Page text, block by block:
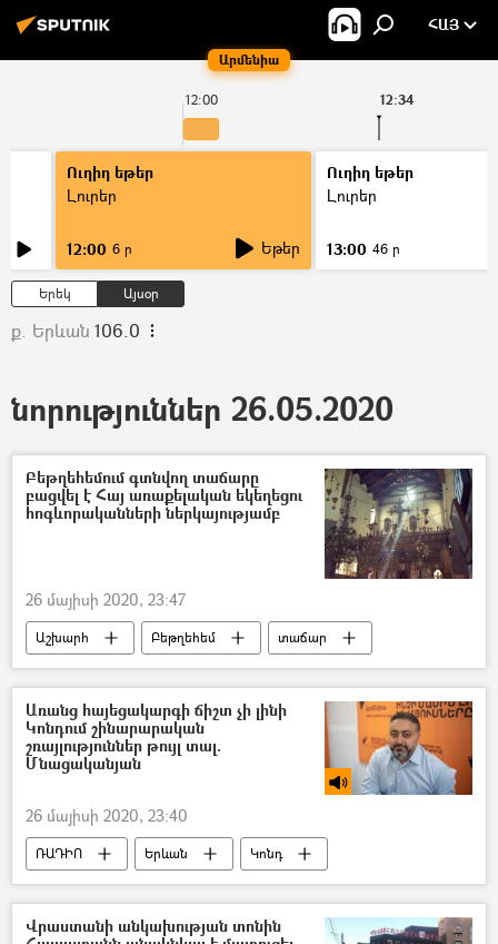
Արմենիա
ՀԱՅ
12:00 12:34
Ուղիղ եթեր
Լուրեր
12:00 6 ր Եթեր
Ուղիղ եթեր
Լուրեր
13:00 46 ր
Երեկ Այսօր
ք. Երևան 106.0
նորություններ 26.05.2020
Բեթղեհեմում գտնվող տաճարը
բացվել է Հայ առաքելական եկեղեցու
հոգևորականների ներկայությամբ
26 մայիսի 2020, 23:47
Աշխարհ Բեթղեհեմ տաճար
Առանց հայեցակարգի ճիշտ չի լինի
Կոնդում շինարարական
շռայլություններ թույլ տալ.
Մնացականյան
26 մայիսի 2020, 23:40
ՌԱԴԻՈ Երևան
Կոնդ
Վիկտոր Մնացականյան
շինարարություն
Երևանի քաղաքապետարան
Վրաստանի անկախության տոնին